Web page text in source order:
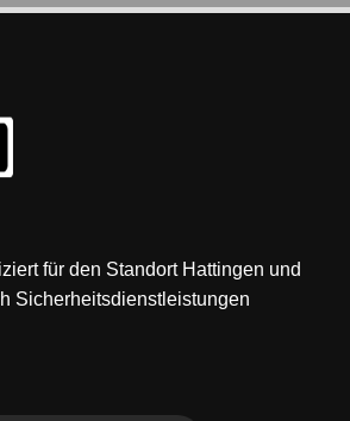
für den Standort Hattingen und
Sicherheitsdienstleistungen